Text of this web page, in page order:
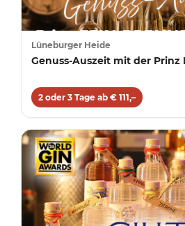
Lüneburger Heide
Genuss-Auszeit mit der Prinz
2 oder 3 Tage ab € 111,–